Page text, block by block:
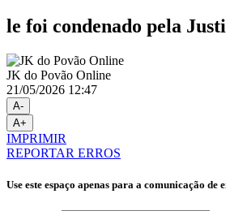
le foi condenado pela
JK do Povão Online
21/05/2026 12:47
A-
A+
IMPRIMIR
REPORTAR ERROS
Use este espaço apenas para a comunicação de